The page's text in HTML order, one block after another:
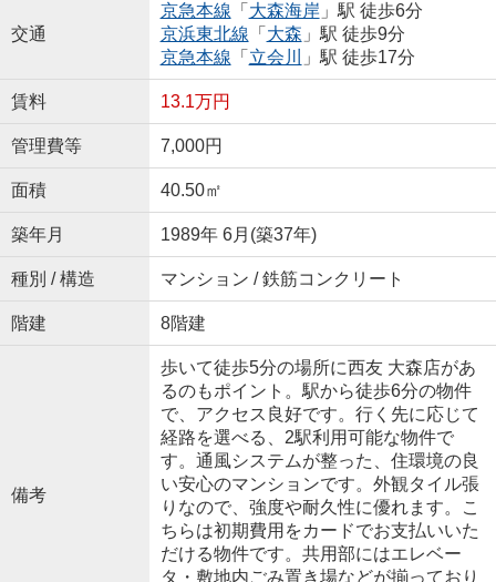
交通
京急本線 「 大森海岸 」駅 徒歩6分
京浜東北線 「 大森 」駅 徒歩9分
京急本線 「 立会川 」駅 徒歩17分
賃料 13.1万円
管理費等 7,000円
面積 40.50㎡
築年月 1989年 6月(築37年)
種別 / 構造 マンション / 鉄筋コンクリート
階建 8階建
備考
歩いて徒歩5分の場所に西友 大森店があ
るのもポイント。駅から徒歩6分の物件
で、アクセス良好です。行く先に応じて
経路を選べる、2駅利用可能な物件で
す。通風システムが整った、住環境の良
い安心のマンションです。外観タイル張
りなので、強度や耐久性に優れます。こ
ちらは初期費用をカードでお支払いいた
だける物件です。共用部にはエレベー
タ・敷地内ごみ置き場などが揃っており